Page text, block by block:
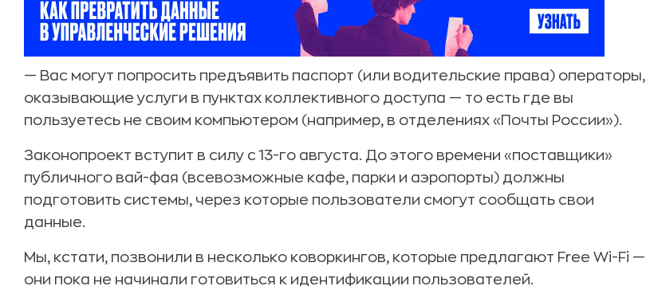
— Вас могут попросить предъявить паспорт (или водительские права) операторы,
оказывающие услуги в пунктах коллективного доступа — то есть где вы
пользуетесь не своим компьютером (например, в отделениях «Почты России»).
Законопроект вступит в силу с 13-го августа. До этого времени «поставщики»
публичного вай-фая (всевозможные кафе, парки и аэропорты) должны
подготовить системы, через которые пользователи смогут сообщать свои
данные.
Мы, кстати, позвонили в несколько коворкингов, которые предлагают Free Wi-Fi —
они пока не начинали готовиться к идентификации пользователей.